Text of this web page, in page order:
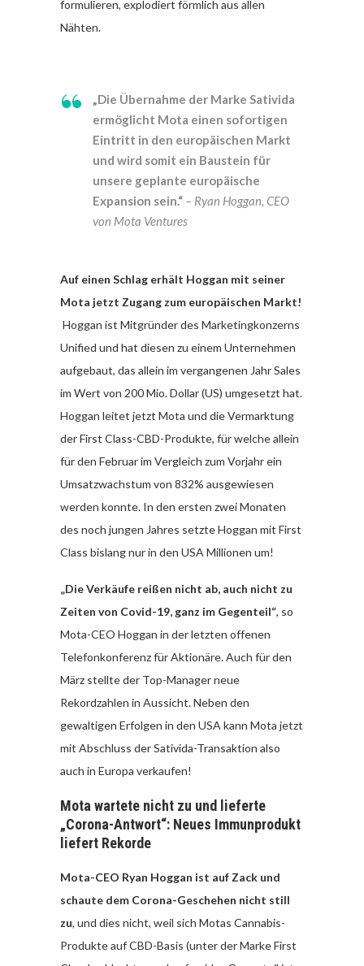
formulieren, explodiert förmlich aus allen
Nähten.
„Die Übernahme der Marke Sativida
ermöglicht Mota einen sofortigen
Eintritt in den europäischen Markt
und wird somit ein Baustein für
unsere geplante europäische
Expansion sein.“ – Ryan Hoggan, CEO
von Mota Ventures
Auf einen Schlag erhält Hoggan mit seiner
Mota jetzt Zugang zum europäischen Markt!
Hoggan ist Mitgründer des Marketingkonzerns
Unified und hat diesen zu einem Unternehmen
aufgebaut, das allein im vergangenen Jahr Sales
im Wert von 200 Mio. Dollar (US) umgesetzt hat.
Hoggan leitet jetzt Mota und die Vermarktung
der First Class-CBD-Produkte, für welche allein
für den Februar im Vergleich zum Vorjahr ein
Umsatzwachstum von 832% ausgewiesen
werden konnte. In den ersten zwei Monaten
des noch jungen Jahres setzte Hoggan mit First
Class bislang nur in den USA Millionen um!
„Die Verkäufe reißen nicht ab, auch nicht zu
Zeiten von Covid-19, ganz im Gegenteil“, so
Mota-CEO Hoggan in der letzten offenen
Telefonkonferenz für Aktionäre. Auch für den
März stellte der Top-Manager neue
Rekordzahlen in Aussicht. Neben den
gewaltigen Erfolgen in den USA kann Mota jetzt
mit Abschluss der Sativida-Transaktion also
auch in Europa verkaufen!
Mota wartete nicht zu und lieferte
„Corona-Antwort“: Neues Immunprodukt
liefert Rekorde
Mota-CEO Ryan Hoggan ist auf Zack und
schaute dem Corona-Geschehen nicht still
zu, und dies nicht, weil sich Motas Cannabis-
Produkte auf CBD-Basis (unter der Marke First